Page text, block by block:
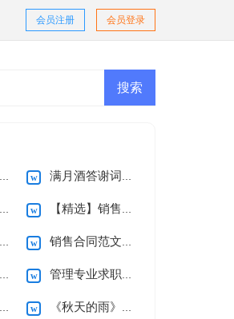
会员登录
会员注册
满月酒答谢词范文合集十篇
【精选】销售合同汇编9篇
销售合同范文集锦9篇
管理专业求职信4篇
《秋天的雨》教学反思